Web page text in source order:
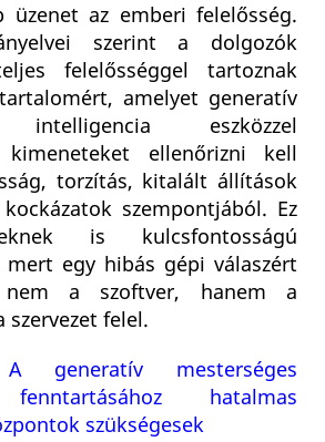
üzenet az emberi felelősség.
szerint a dolgozók
felelősséggel tartoznak
amelyet generatív
intelligencia eszközzel
ellenőrizni kell
torzítás, kitalált állítások
szempontjából. Ez
is kulcsfontosságú
mert egy hibás gépi válaszért
a szoftver, hanem a
szervezet felel.
generatív mesterséges
hatalmas
szükségesek